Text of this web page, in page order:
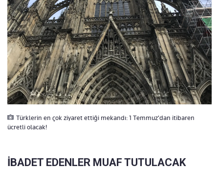
Türklerin en çok ziyaret ettiği mekandı: 1 Temmuz'dan itibaren
ücretli olacak!
İBADET EDENLER MUAF TUTULACAK